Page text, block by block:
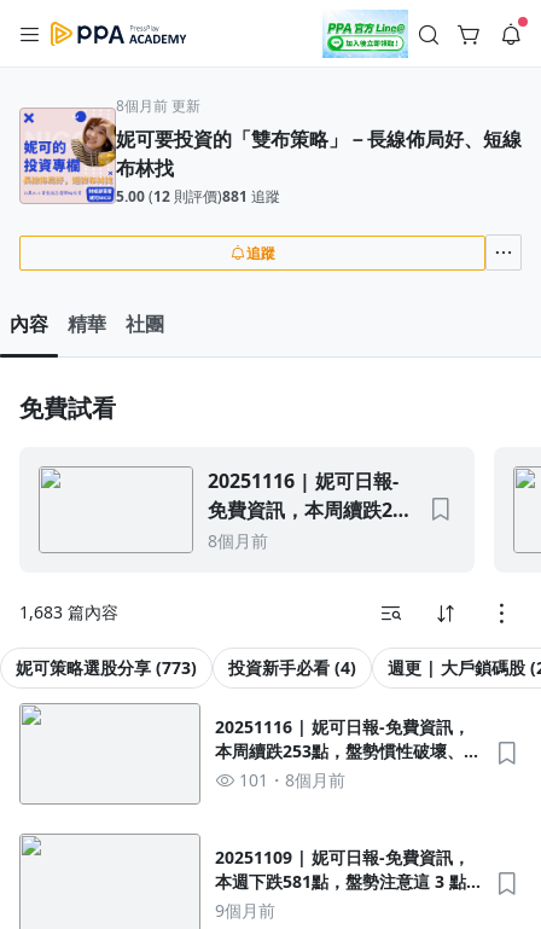
登入/註冊
🌞 PPA 避暑津貼．冷氣房升級｜期間快閃活動
🥵 酷暑限時快閃｜單筆滿 NT$2,500 現折 NT$300、再贈最高
2% 點數回饋！🚀 酷暑來襲．偷偷在冷氣房升級 📈⭐️ 【冷氣房
即日起 - 8/13（只有一週）-📣 酷暑季好康 \ 再加碼 /→ 點數回饋
無上限🔥購買任一課程 or 訂閱✅ 消費即享回饋 1% 點數✅ 滿
$5,000 回饋 2% 點數🎁 此為 PPA 官方帳號 Line@ 專屬活動，加
2 天前
查看全部
8個月前 更新
妮可要投資的「雙布策略」－長線佈局好、短線
布林找
5.00(12 則評價)881 追蹤
追蹤
內容 精華 社團
免費試看
20251116 | 妮可日報-
免費資訊，本周續跌253
點，盤勢慣性破壞、法
8個月前
1,683 篇內容
妮可策略選股分享 (773) 投資新手必看 (4) 週更 | 大戶鎖碼股
20251116 | 妮可日報-免費資訊，
本周續跌253點，盤勢慣性破壞、法
人仍賣超
101 8個月前
20251109 | 妮可日報-免費資訊，
本週下跌581點，盤勢注意這 3 點風
險
9個月前
--:--
1.5x
1.25x
追蹤列表
返回播放器